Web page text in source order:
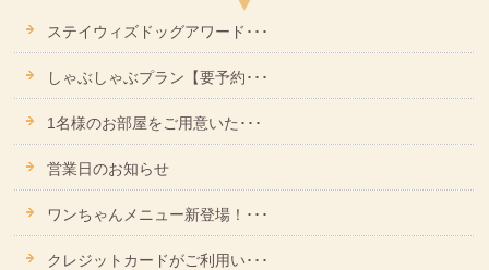
ステイウィズドッグアワード･･･
しゃぶしゃぶプラン【要予約･･･
1名様のお部屋をご用意いた･･･
営業日のお知らせ
ワンちゃんメニュー新登場！･･･
クレジットカードがご利用い･･･